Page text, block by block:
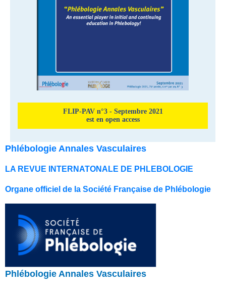
FLIP-PAV n°3 - Septembre 2021
est en open access
Phlébologie Annales Vasculaires
LA REVUE INTERNATONALE DE PHLEBOLOGIE
Organe officiel de la Société Française de Phlébologie
Phlébologie Annales Vasculaires